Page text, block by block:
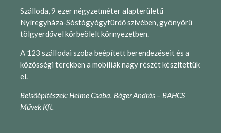
Szálloda, 9 ezer négyzetméter alapterületű
Nyíregyháza-Sóstógyógyfürdő szívében, gyönyörű
tölgyerdővel körbeölelt környezetben.
A 123 szállodai szoba beépített berendezéseit és a
közösségi terekben a mobiliák nagy részét készítettük
el.
Belsőépítészek: Helme Csaba, Báger András – BAHCS
Művek Kft.